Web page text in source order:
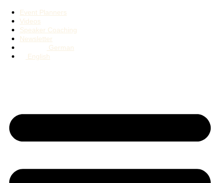
Event Planners
Videos
Speaker Coaching
Newsletter
German
English